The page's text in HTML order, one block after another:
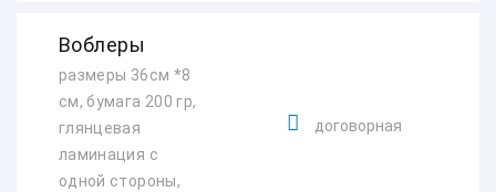
Воблеры
размеры 36см *8
см, бумага 200 гр,
глянцевая
ламинация с
одной стороны,
договорная